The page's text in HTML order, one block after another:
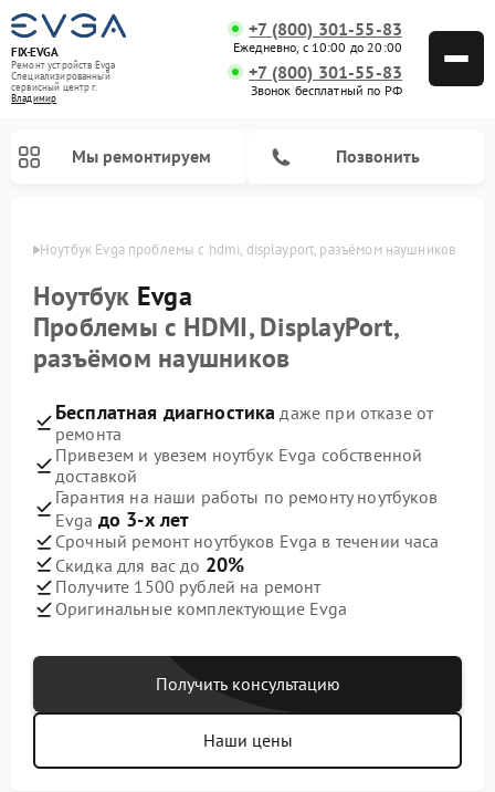
FIX-EVGA
Ремонт устройств Evga
Специализированный
cервисный центр г.
Владимир
+7 (800) 301-55-83
Ежедневно, с 10:00 до 20:00
+7 (800) 301-55-83
Звонок бесплатный по РФ
Мы ремонтируем Позвонить
Ноутбук Evga проблемы с hdmi, displayport, разъёмом наушников
Ноутбук Evga
Проблемы с HDMI, DisplayPort,
разъёмом наушников
Бесплатная диагностика даже при отказе от
ремонта
Привезем и увезем ноутбук Evga собственной
доставкой
Гарантия на наши работы по ремонту ноутбуков
Evga до 3-х лет
Срочный ремонт ноутбуков Evga в течении часа
Скидка для вас до 20%
Получите 1500 рублей на ремонт
Оригинальные комплектующие Evga
Получить консультацию
Наши цены